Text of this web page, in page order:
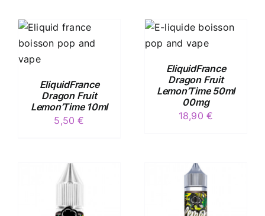
EliquidFrance
Dragon Fruit
Lemon’Time 10ml
5,50€
DÉTAILS
EliquidFrance
Dragon Fruit
Lemon’Time 50ml
00mg
18,90€